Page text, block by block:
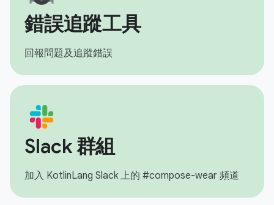
錯誤追蹤工具
回報問題及追蹤錯誤
Slack 群組
加入 KotlinLang Slack 上的 #compose-wear 頻道